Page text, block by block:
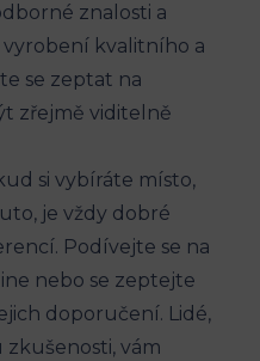
znalosti a
kvalitního a
‌se zeptat na
​zřejmě ‍viditelně
si vybíráte místo,
je vždy dobré
Podívejte se na
‌nebo se zeptejte
doporučení. Lidé,
vám​